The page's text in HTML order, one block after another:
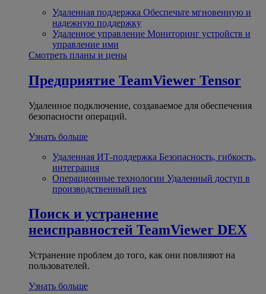
Удаленная поддержка Обеспечьте мгновенную и
надежную поддержку
Удаленное управление Мониторинг устройств и
управление ими
Смотреть планы и цены
Предприятие TeamViewer Tensor
Удаленное подключение, создаваемое для обеспечения
безопасности операций.
Узнать больше
Удаленная ИТ-поддержка Безопасность, гибкость,
интеграция
Операционные технологии Удаленный доступ в
производственный цех
Поиск и устранение
неисправностей TeamViewer DEX
Устранение проблем до того, как они повлияют на
пользователей.
Узнать больше